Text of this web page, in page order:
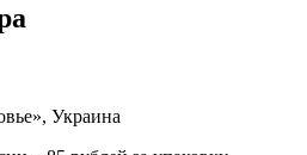
Украина